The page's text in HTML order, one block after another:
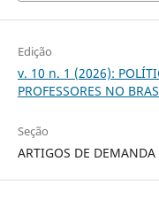
Edição
v. 10 n. 1 (2026):
PROFESSORES NO
Seção
ARTIGOS DE